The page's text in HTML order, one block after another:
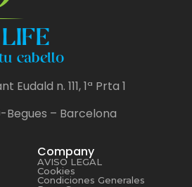
Eudald n. 111, 1ª Prta 1
Begues – Barcelona
Company
AVISO LEGAL
Cookies
Condiciones Generales